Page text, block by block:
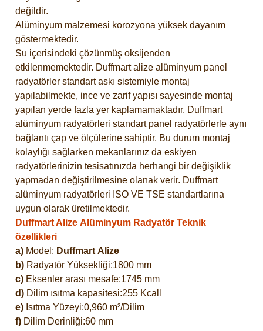
değildir.
Alüminyum malzemesi korozyona yüksek dayanım
göstermektedir.
Su içerisindeki çözünmüş oksijenden
etkilenmemektedir. Duffmart alize alüminyum panel
radyatörler standart askı sistemiyle montaj
yapılabilmekte, ince ve zarif yapısı sayesinde montaj
yapılan yerde fazla yer kaplamamaktadır. Duffmart
alüminyum radyatörleri standart panel radyatörlerle aynı
bağlantı çap ve ölçülerine sahiptir. Bu durum montaj
kolaylığı sağlarken mekanlarınız da eskiyen
radyatörlerinizin tesisatınızda herhangi bir değişiklik
yapmadan değiştirilmesine olanak verir. Duffmart
alüminyum radyatörleri ISO VE TSE standartlarına
uygun olarak üretilmektedir.
Duffmart Alize Alüminyum Radyatör Teknik
özellikleri
a) Model: Duffmart Alize
b) Radyatör Yüksekliği:1800 mm
c) Eksenler arası mesafe:1745 mm
d) Dilim ısıtma kapasitesi:255 Kcall
e) Isıtma Yüzeyi:0,960 m²/Dilim
f) Dilim Derinliği:60 mm